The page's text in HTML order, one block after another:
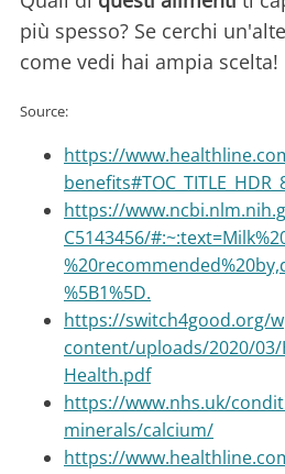
più spesso? Se cerchi
come vedi hai ampia scelta!
Source:
https://
https://
C5143456/
%5B1%5D.
https://switch4good.org/
content/uploads/2020/
Health.pdf
https://www.nhs.uk/
minerals/calcium/
https://